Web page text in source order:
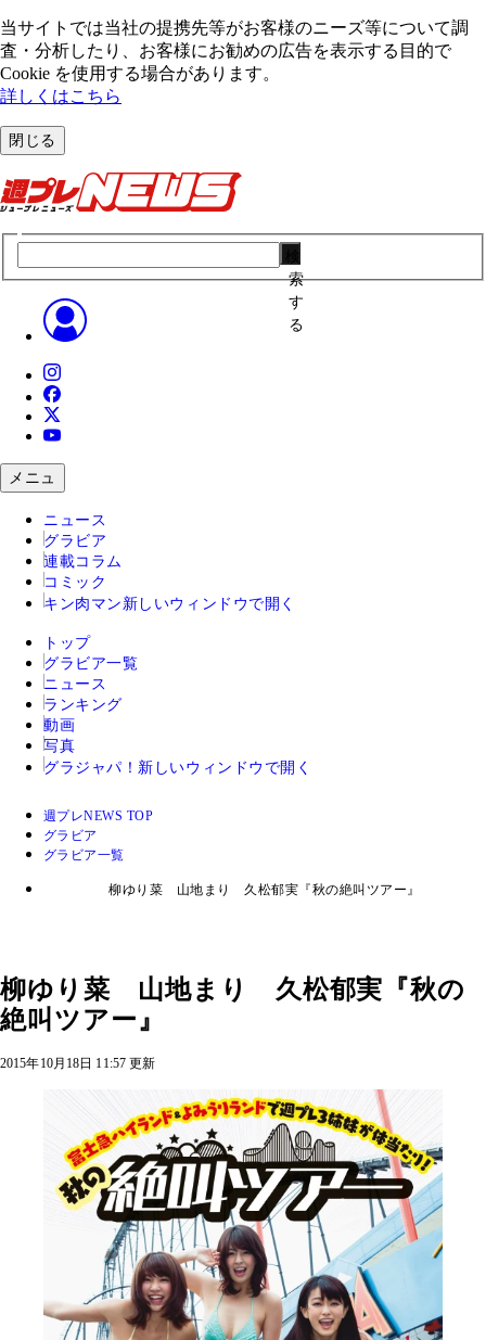
当サイトでは当社の提携先等がお客様のニーズ等について調
査・分析したり、お客様にお勧めの広告を表⽰する⽬的で
Cookie を使⽤する場合があります。
詳しくはこちら
閉じる
索
す
る
メニュ
ニュース
グラビア
連載コラム
コミック
キン肉マン 新しいウィンドウで開く
トップ
グラビア一覧
ニュース
ランキング
動画
写真
グラジャパ！ 新しいウィンドウで開く
週プレNEWS TOP
グラビア
グラビア一覧
柳ゆり菜 山地まり 久松郁実『秋の絶叫ツアー』
柳ゆり菜 山地まり 久松郁実『秋の
絶叫ツアー』
2015年10月18日 11:57 更新